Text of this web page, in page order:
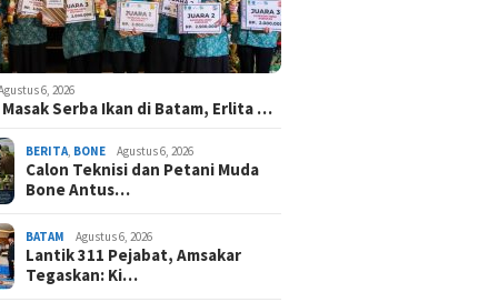
6, 2026
Serba Ikan di Batam, Erlita …
BERITA BONE Agustus 6, 2026
Calon Teknisi dan Petani Muda
Bone Antus…
BATAM Agustus 6, 2026
Lantik 311 Pejabat, Amsakar
Tegaskan: Ki…